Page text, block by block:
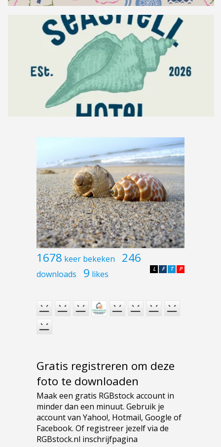
1678 keer bekeken 246
downloads 9 likes P
T
F
L
Gratis registreren om deze
foto te downloaden